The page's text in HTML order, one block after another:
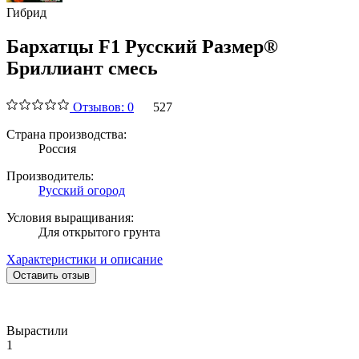
Гибрид
Бархатцы F1 Русский Размер®
Бриллиант смесь
Отзывов: 0
527
Страна производства:
Россия
Производитель:
Русский огород
Условия выращивания:
Для открытого грунта
Характеристики и описание
Оставить отзыв
Вырастили
1